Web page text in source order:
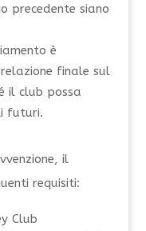
precedente siano
è
finale sul
il club possa
futuri.
il
requisiti:
Club